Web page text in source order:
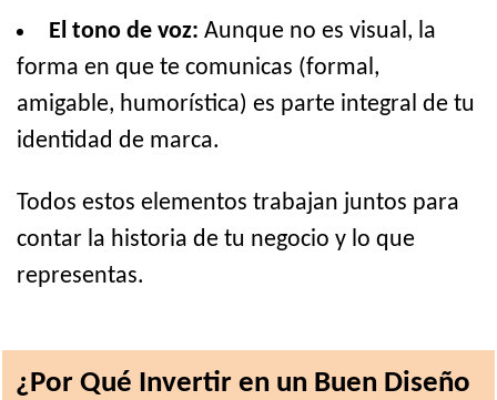
El tono de voz: Aunque no es visual, la
forma en que te comunicas (formal,
amigable, humorística) es parte integral de tu
identidad de marca.
Todos estos elementos trabajan juntos para
contar la historia de tu negocio y lo que
representas.
¿Por Qué Invertir en un Buen Diseño